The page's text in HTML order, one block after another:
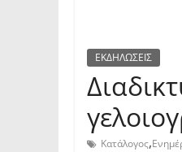
ΕΚΔΗΛΩΣΕΙΣ
Κατάλογος,